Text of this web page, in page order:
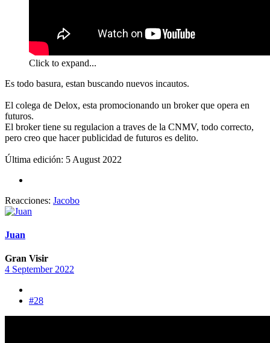
Click to expand...
Es todo basura, estan buscando nuevos incautos.
El colega de Delox, esta promocionando un broker que opera en
futuros.
El broker tiene su regulacion a traves de la CNMV, todo correcto,
pero creo que hacer publicidad de futuros es delito.
Última edición: 5 August 2022
Reacciones: Jacobo
Juan
Gran Visir
4 September 2022
#28